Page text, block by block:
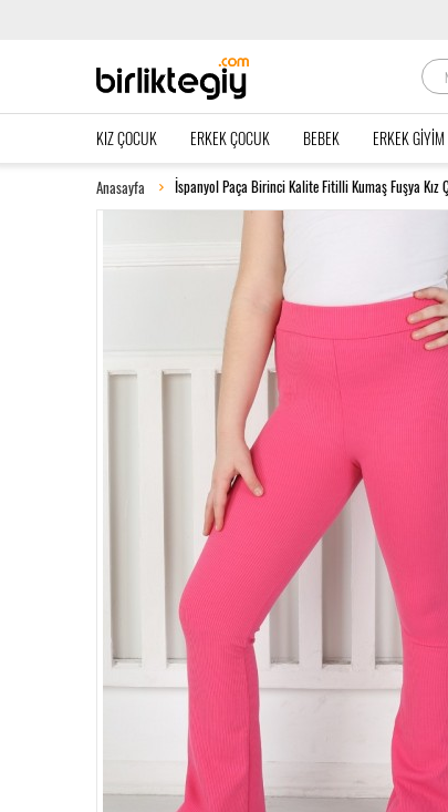
KIZ ÇOCUK ERKEK ÇOCUK BEBEK ERKEK GIYIM
Anasayfa İspanyol Paça Birinci Kalite Fitilli Kumaş Fuşya Kız